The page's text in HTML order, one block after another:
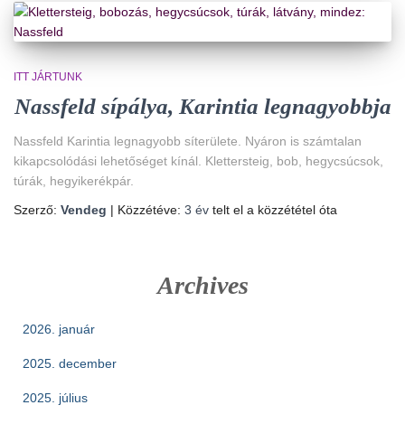
ITT JÁRTUNK
Nassfeld sípálya, Karintia legnagyobbja
Nassfeld Karintia legnagyobb síterülete. Nyáron is számtalan
kikapcsolódási lehetőséget kínál. Klettersteig, bob, hegycsúcsok,
túrák, hegyikerékpár.
Szerző: Vendeg | Közzétéve: 3 év telt el a közzététel óta
Archives
2026. január
2025. december
2025. július